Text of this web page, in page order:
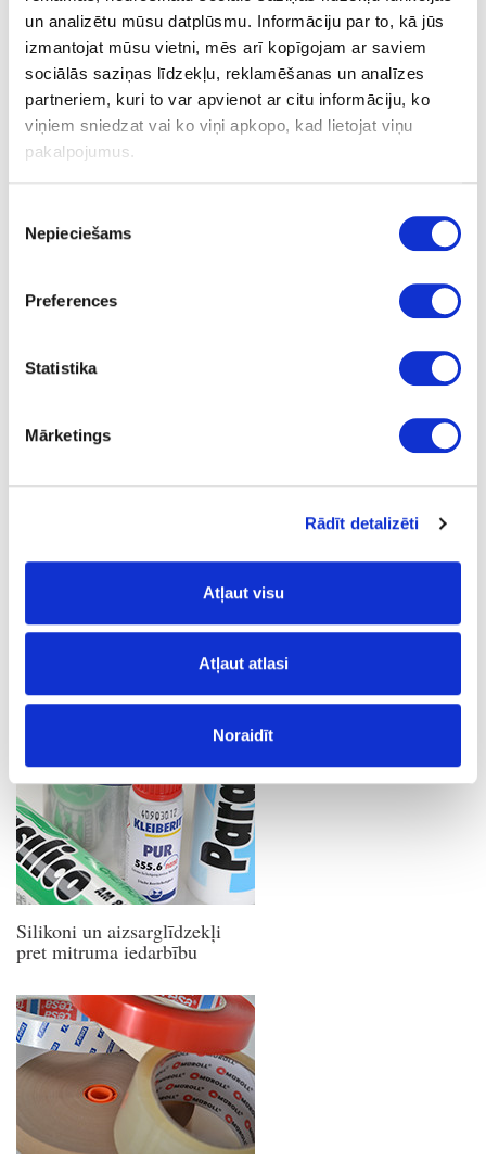
un analizētu mūsu datplūsmu. Informāciju par to, kā jūs
izmantojat mūsu vietni, mēs arī kopīgojam ar saviem
sociālās saziņas līdzekļu, reklamēšanas un analīzes
partneriem, kuri to var apvienot ar citu informāciju, ko
viņiem sniedzat vai ko viņi apkopo, kad lietojat viņu
pakalpojumus.
izvēle
Nepieciešams
Preferences
Statistika
Mārketings
Rādīt detalizēti
Atļaut visu
Atļaut atlasi
Noraidīt
iekārtām
Kontaktlīmes
Poliuretāna līmes
Silikoni un aizsarglīdzekļi
pret mitruma iedarbību